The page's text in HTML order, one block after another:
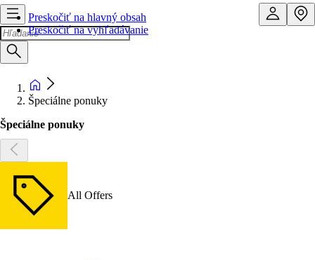
Preskočiť na hlavný obsah
Preskočiť na vyhľadávanie
Špeciálne ponuky
Špeciálne ponuky
All Offers